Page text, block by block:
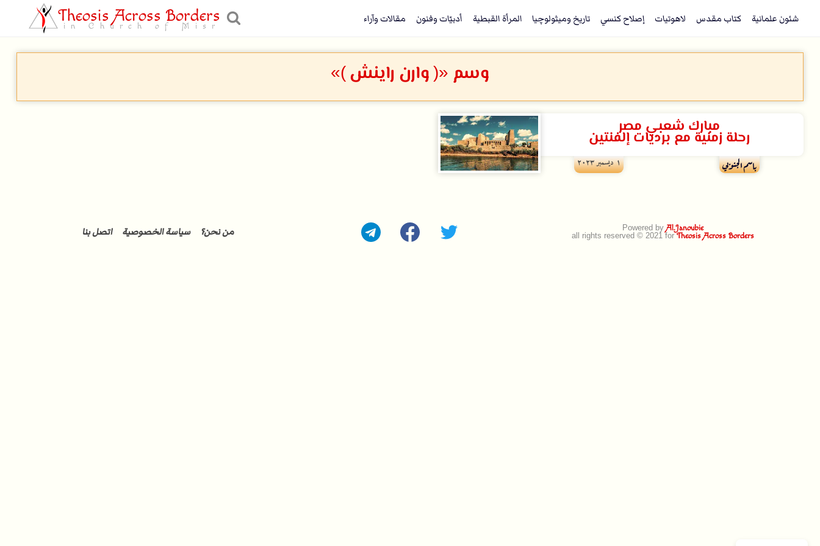
شئون علمانية كتاب مقدس لاهوتيات إصلاح كنسي تاريخ وميثولوچيا المرأة القبطية أدبيّات وفنون مقالات وآراء Theosis Across Borders
in Church of Misr
وسم «( وارن راينش )»
مبارك شعبي مصر
رحلة زمنية مع برديات إلفنتين
باسم الجنوبي ۱ ديسمبر ۲۰۲۳
Powered byAl.Janoubie
all rights reserved © 2021 forTheosis Across Borders من نحن؟ سياسة الخصوصية اتصل بنا